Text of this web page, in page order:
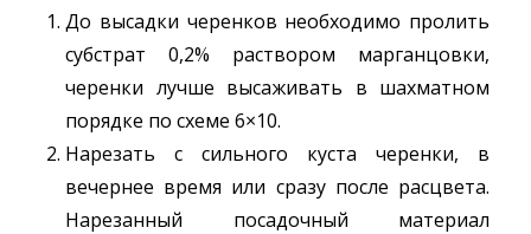
До высадки черенков необходимо пролить
субстрат 0,2% раствором марганцовки,
черенки лучше высаживать в шахматном
порядке по схеме 6×10.
Нарезать с сильного куста черенки, в
вечернее время или сразу после расцвета.
Нарезанный посадочный материал